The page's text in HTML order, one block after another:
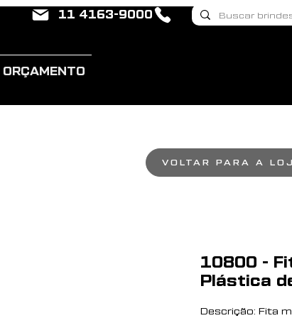
11 4163-9000
ORÇAMENTO
10800 -
Plástica
Descrição: Fita
VOLTAR PARA A